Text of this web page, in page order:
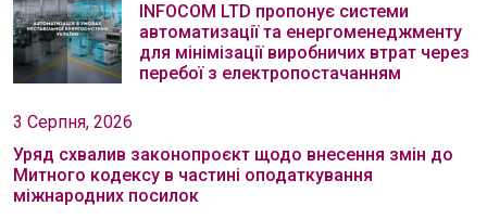
INFOCOM LTD пропонує системи
автоматизації та енергоменеджменту
для мінімізації виробничих втрат через
перебої з електропостачанням
3 Серпня, 2026
Уряд схвалив законопроєкт щодо внесення змін до
Митного кодексу в частині оподаткування
міжнародних посилок